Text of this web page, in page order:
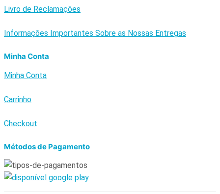
Livro de Reclamações
Informações Importantes Sobre as Nossas Entregas
Minha Conta
Minha Conta
Carrinho
Checkout
Métodos de Pagamento